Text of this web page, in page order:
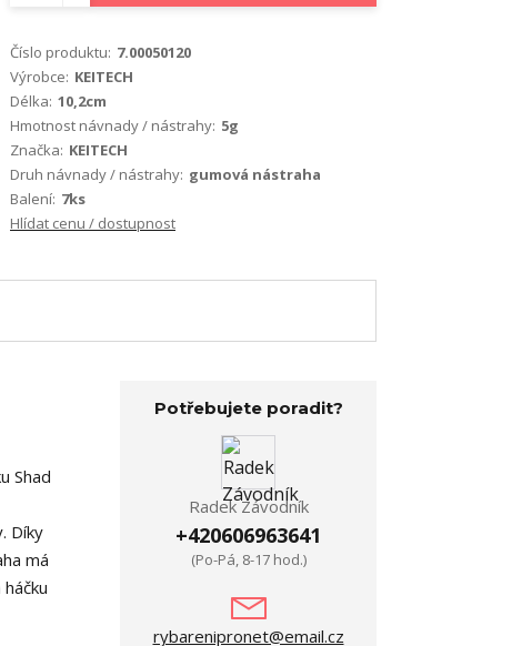
Číslo produktu: 7.00050120
Výrobce: KEITECH
Délka: 10,2cm
Hmotnost návnady / nástrahy: 5g
Značka: KEITECH
Druh návnady / nástrahy: gumová nástraha
Balení: 7ks
Hlídat cenu / dostupnost
Shad
Díky
má
Potřebujete poradit?
Radek Závodník
+420606963641
(Po-Pá, 8-17 hod.)
rybarenipronet@email.cz